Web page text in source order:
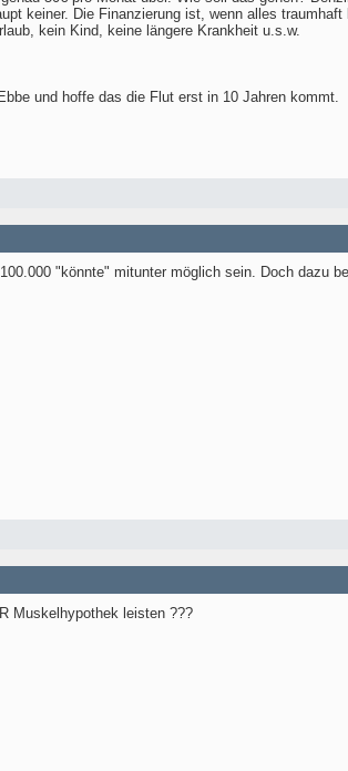
keiner. Die Finanzierung ist, wenn alles
kein Kind, keine längere Krankheit u.s.w.
und hoffe das die Flut erst in 10 Jahren kommt.
"könnte" mitunter möglich sein. Doch dazu
Muskelhypothek leisten ???